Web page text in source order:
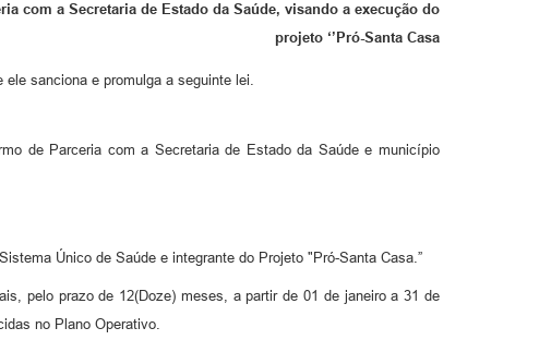
com a Secretaria de Estado da Saúde, visando a execução do
projeto ‘’Pró-Santa Casa
sanciona e promulga a seguinte lei.
de Parceria com a Secretaria de Estado da Saúde e município
Único de Saúde e integrante do Projeto "Pró-Santa Casa.”
pelo prazo de 12(Doze) meses, a partir de 01 de janeiro a 31 de
no Plano Operativo.